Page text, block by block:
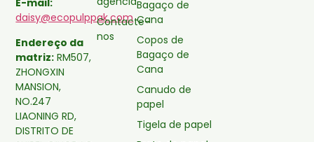
E-mail:
daisy@ecopulppak.com
Endereço da
matriz: RM507,
ZHONGXIN
MANSION,
NO.247
LIAONING RD,
DISTRITO DE
Contacte-
nos
Bagaço de
Cana
Copos de
Bagaço de
Cana
Canudo de
papel
Tigela de papel